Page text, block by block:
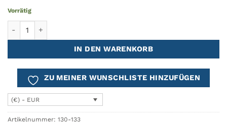
Vorrätig
IN DEN WARENKORB
ZU MEINER WUNSCHLISTE HINZUFÜGEN
(€) - EUR
Artikelnummer: 130-133